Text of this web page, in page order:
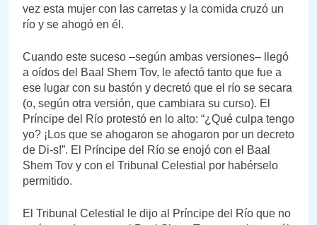
vez esta mujer con las carretas y la comida cruzó un
río y se ahogó en él.
Cuando este suceso –según ambas versiones– llegó
a oídos del Baal Shem Tov, le afectó tanto que fue a
ese lugar con su bastón y decretó que el río se secara
(o, según otra versión, que cambiara su curso). El
Príncipe del Río protestó en lo alto: “¿Qué culpa tengo
yo? ¡Los que se ahogaron se ahogaron por un decreto
de Di-s!”. El Príncipe del Río se enojó con el Baal
Shem Tov y con el Tribunal Celestial por habérselo
permitido.
El Tribunal Celestial le dijo al Príncipe del Río que no